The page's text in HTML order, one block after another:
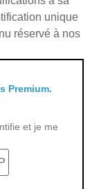
unique
réservé à nos
Premium.
et je me